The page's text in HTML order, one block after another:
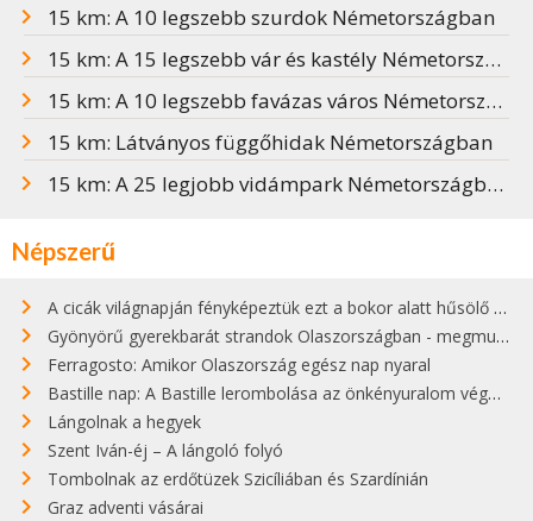
15 km: A 10 legszebb szurdok Németországban
15 km: A 15 legszebb vár és kastély Németországban
15 km: A 10 legszebb favázas város Németországban
15 km: Látványos függőhidak Németországban
15 km: A 25 legjobb vidámpark Németországban
Népszerű
A cicák világnapján fényképeztük ezt a bokor alatt hűsölő cicát Kisorosziban
Gyönyörű gyerekbarát strandok Olaszországban - megmutatjuk a 15 legjobbat
Ferragosto: Amikor Olaszország egész nap nyaral
Bastille nap: A Bastille lerombolása az önkényuralom végét jelentette
Lángolnak a hegyek
Szent Iván-éj – A lángoló folyó
Tombolnak az erdőtüzek Szicíliában és Szardínián
Graz adventi vásárai